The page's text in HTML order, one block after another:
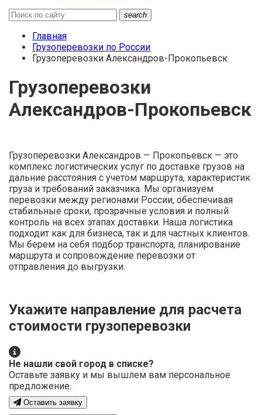
search
Главная
Грузоперевозки по России
Грузоперевозки Александров-Прокопьевск
Грузоперевозки
Александров-Прокопьевск
Грузоперевозки Александров — Прокопьевск — это
комплекс логистических услуг по доставке грузов на
дальние расстояния с учетом маршрута, характеристик
груза и требований заказчика. Мы организуем
перевозки между регионами России, обеспечивая
стабильные сроки, прозрачные условия и полный
контроль на всех этапах доставки. Наша логистика
подходит как для бизнеса, так и для частных клиентов.
Мы берем на себя подбор транспорта, планирование
маршрута и сопровождение перевозки от
отправления до выгрузки.
Укажите направление для расчета
стоимости грузоперевозки
Не нашли свой город в списке?
Оставьте заявку и мы вышлем вам персональное
предложение.
Оставить заявку